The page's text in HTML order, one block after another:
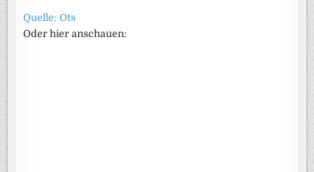
Quelle: Ots
Oder hier anschauen: